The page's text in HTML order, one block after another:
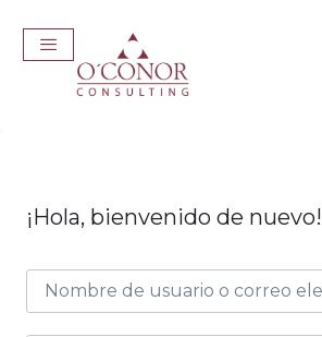
¡Hola, bienvenido de nuevo!